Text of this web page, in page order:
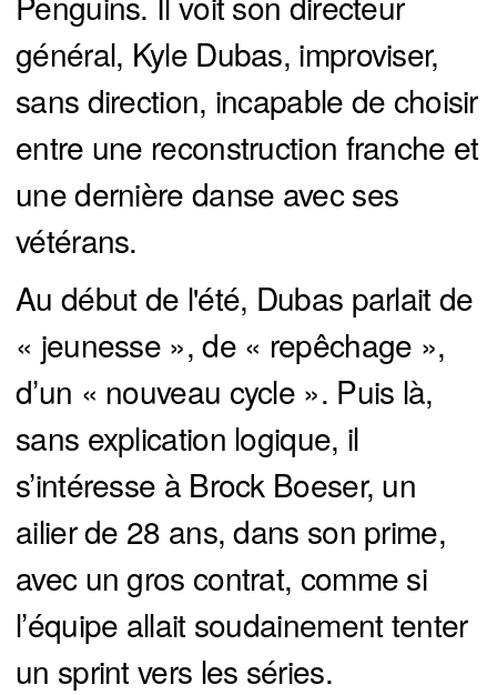
général, Kyle Dubas, improviser,
sans direction, incapable de choisir
entre une reconstruction franche et
une dernière danse avec ses
vétérans.
Au début de l'été, Dubas parlait de
« jeunesse », de « repêchage »,
d’un « nouveau cycle ». Puis là,
sans explication logique, il
s’intéresse à Brock Boeser, un
ailier de 28 ans, dans son prime,
avec un gros contrat, comme si
l’équipe allait soudainement tenter
un sprint vers les séries.